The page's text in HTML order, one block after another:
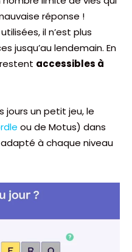
réponse !
il n’est plus
jusqu’au lendemain. En
accessibles à
jours un petit jeu, le
ou de Motus) dans
à chaque niveau